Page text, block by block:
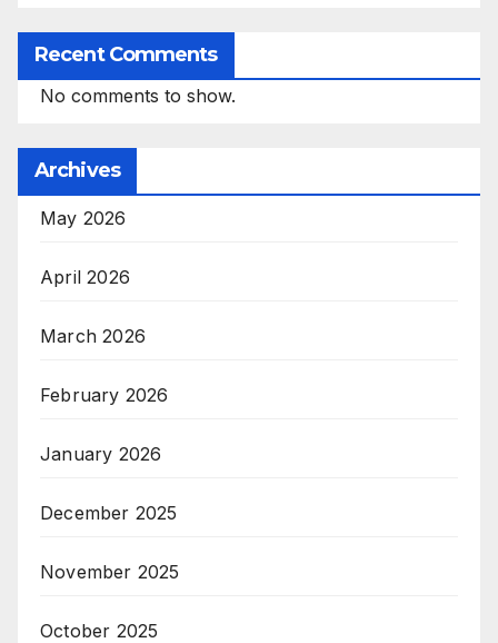
Recent Comments
No comments to show.
Archives
May 2026
April 2026
March 2026
February 2026
January 2026
December 2025
November 2025
October 2025